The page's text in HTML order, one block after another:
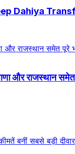
Dahiya
और राजस्थान